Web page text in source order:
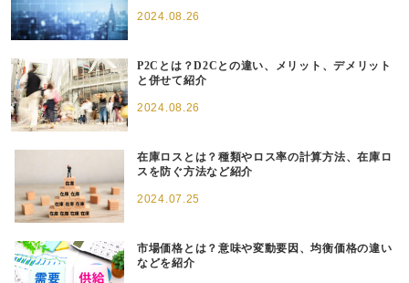
2024.08.26
P2Cとは？D2Cとの違い、メリット、デメリット
と併せて紹介
2024.08.26
在庫ロスとは？種類やロス率の計算方法、在庫ロ
スを防ぐ方法など紹介
2024.07.25
市場価格とは？意味や変動要因、均衡価格の違い
などを紹介